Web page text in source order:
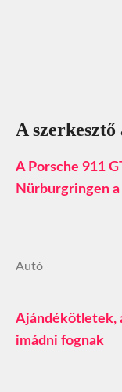
A
A Porsche 911
Nürburgringen
Autó
Ajándékötletek,
imádni fognak